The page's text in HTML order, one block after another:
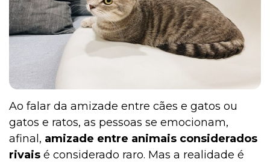
Ao falar da amizade entre cães e gatos ou
gatos e ratos, as pessoas se emocionam,
afinal, amizade entre animais considerados
rivais é considerado raro. Mas a realidade é